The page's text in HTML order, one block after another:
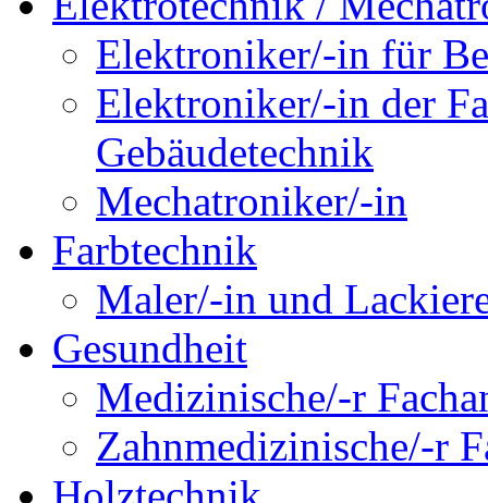
Elektroniker/-in für
Elektroniker/-in der
Gebäudetechnik
Mechatroniker/-in
Farbtechnik
Maler/-in und
Gesundheit
Medizinische/-r
Zahnmedizinische/-r